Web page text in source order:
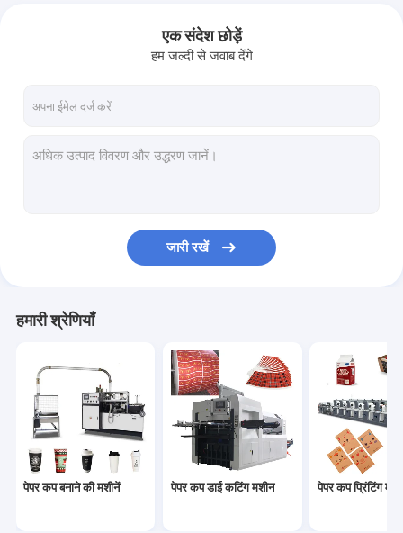
पेपर कप पैकिंग मशीन
पेपर प्लेट बनाने की मशीन
कागज काटने की मशीनें
कप ढक्कन मशीन
पेपर कप कच्चा माल
एक संदेश छोड़ें
हम जल्दी से जवाब देंगे
जारी रखें
हमारी श्रेणियाँ
पेपर कप बनाने की मशीनें पेपर कप डाई कटिंग मशीन पेपर कप प्रिंटिंग